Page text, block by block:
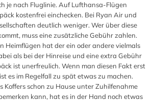
je nach Fluglinie. Auf Lufthansa-Flügen
kostenfrei einchecken. Bei Ryan Air und
deutlich weniger. Wer über diese
muss eine zusätzliche Gebühr zahlen.
Heimflügen hat der ein oder andere vielmals
als bei der Hinreise und eine extra Gebühr
ist unerfreulich. Wenn man diesen Fakt erst
es im Regelfall zu spät etwas zu machen.
Koffers schon zu Hause unter Zuhilfenahme
kann, hat es in der Hand noch etwas